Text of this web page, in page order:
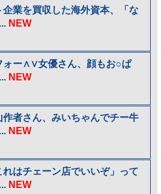
企業を買収した海外資本、「な
NEW
ォー∧∨女優さん、顔もお○ぱ
NEW
作者さん、みいちゃんでチー牛
NEW
れはチェーン店でいいぞ」って
NEW